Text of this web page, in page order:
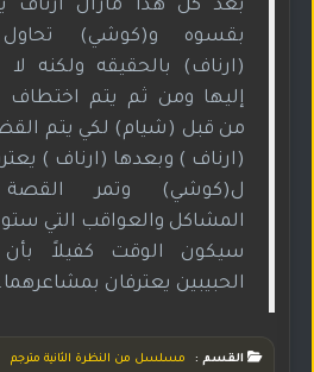
بعد كل هذا مازال ارناف
بقسوه و(كوشي) تحاول
(ارناف) بالحقيقه ولكنه
إليها ومن ثم يتم اختطاف
من قبل (شيام) لكي يتم
(ارناف ) وبعدها (ارناف )
ل(كوشي) وتمر
المشاكل والعواقب التي
سيكون الوقت كفيلاً
الحبيبين يعترفان بمشاعرهما.
القسم : مسلسل من النظرة الثانية مترجم